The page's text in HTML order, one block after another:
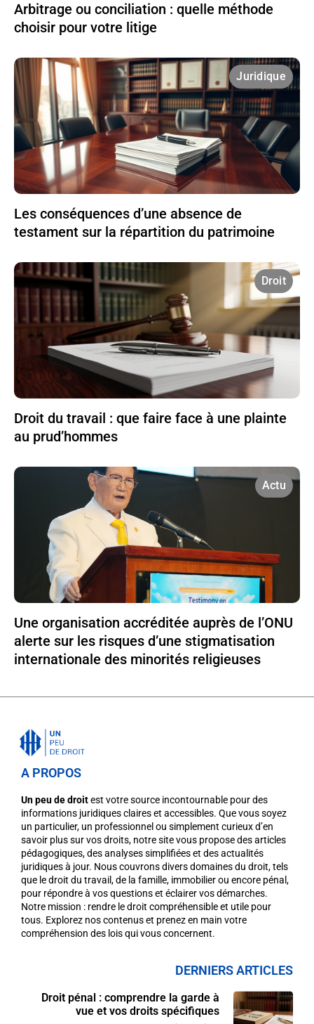
Arbitrage ou conciliation : quelle méthode
choisir pour votre litige
Juridique
Les conséquences d’une absence de
testament sur la répartition du patrimoine
Droit
Droit du travail : que faire face à une plainte
au prud’hommes
Actu
Une organisation accréditée auprès de l’ONU
alerte sur les risques d’une stigmatisation
internationale des minorités religieuses
A PROPOS
Un peu de droitest votre source incontournable pour des
informations juridiques claires et accessibles. Que vous soyez
un particulier, un professionnel ou simplement curieux d’en
savoir plus sur vos droits, notre site vous propose des articles
pédagogiques, des analyses simplifiées et des actualités
juridiques à jour. Nous couvrons divers domaines du droit, tels
que le droit du travail, de la famille, immobilier ou encore pénal,
pour répondre à vos questions et éclairer vos démarches.
Notre mission : rendre le droit compréhensible et utile pour
tous. Explorez nos contenus et prenez en main votre
compréhension des lois qui vous concernent.
DERNIERS ARTICLES
Droit pénal : comprendre la garde à
vue et vos droits spécifiques